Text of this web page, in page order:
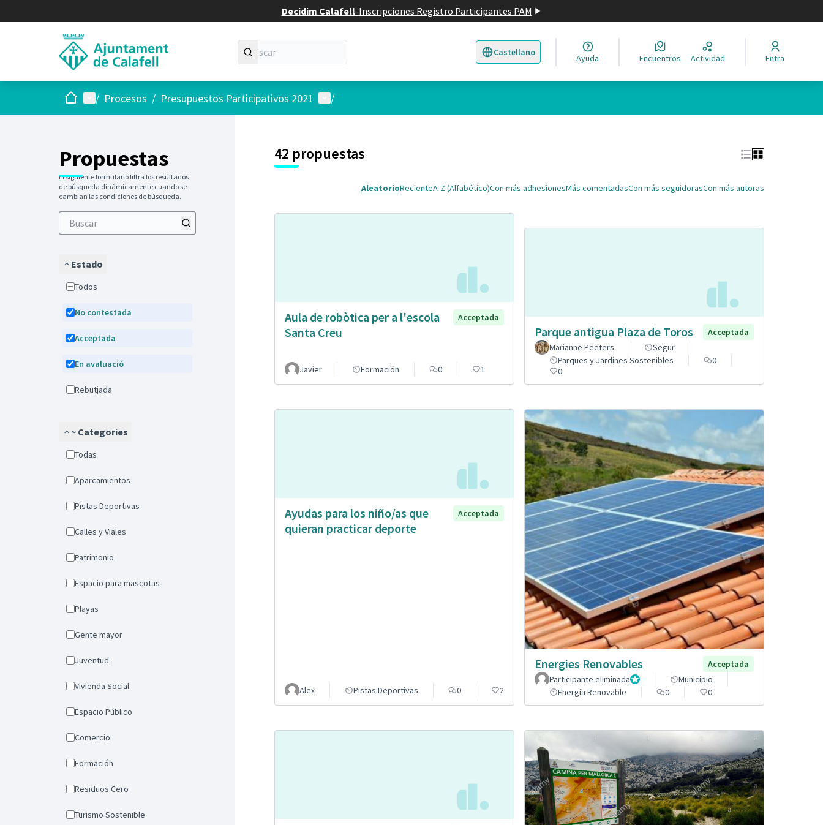
Decidim Calafell-Inscripciones Registro Participantes PAM
Castellano
Triar la llengua Elegir el idioma
Ayuda Encuentros Actividad Entra
InicioMenú principal
/ Procesos / Presupuestos Participativos 2021 Menú de usuario
/
Propuestas
El siguiente formulario filtra los resultados
de búsqueda dinámicamente cuando se
cambian las condiciones de búsqueda.
Estado
Todos
No contestada
Acceptada
En avaluació
Rebutjada
~ Categories
Todas
Aparcamientos
Pistas Deportivas
Calles y Viales
Patrimonio
Espacio para mascotas
Playas
Gente mayor
Juventud
Vivienda Social
Espacio Público
Comercio
Formación
Residuos Cero
Turismo Sostenible
42 propuestas
AleatorioRecienteA-Z (Alfabético)Con más adhesionesMás comentadasCon más seguidorasCon más autoras
Aula de robòtica per a l'escola
Santa Creu
Acceptada
Javier Formación 0 1
Parque antigua Plaza de Toros
Acceptada
Marianne Peeters
Segur
Parques y Jardines Sostenibles
0
0
Ayudas para los niño/as que
quieran practicar deporte
Acceptada
Alex Pistas Deportivas 0 2
Energies Renovables
Acceptada
Participante eliminadaAdministradorMunicipio
Energia Renovable
0 0